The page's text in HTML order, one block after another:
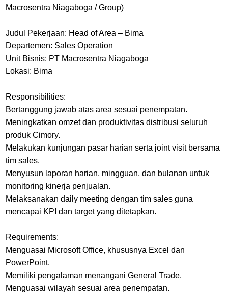
Macrosentra Niagaboga / Group)
Judul Pekerjaan: Head of Area – Bima
Departemen: Sales Operation
Unit Bisnis: PT Macrosentra Niagaboga
Lokasi: Bima
Responsibilities:
Bertanggung jawab atas area sesuai penempatan.
Meningkatkan omzet dan produktivitas distribusi seluruh
produk Cimory.
Melakukan kunjungan pasar harian serta joint visit bersama
tim sales.
Menyusun laporan harian, mingguan, dan bulanan untuk
monitoring kinerja penjualan.
Melaksanakan daily meeting dengan tim sales guna
mencapai KPI dan target yang ditetapkan.
Requirements:
Menguasai Microsoft Office, khususnya Excel dan
PowerPoint.
Memiliki pengalaman menangani General Trade.
Menguasai wilayah sesuai area penempatan.